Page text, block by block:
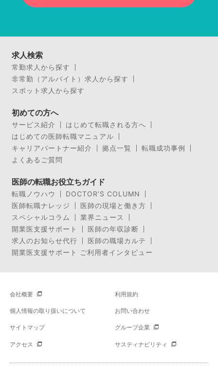
求人検索
常勤求人から探す
非常勤（アルバイト）求人から探す
スポット求人から探す
初めての方へ
サービス紹介
はじめて転職される方へ
はじめての医師転職マニュアル
キャリアパートナー紹介
拠点一覧
転職成功事例
よくあるご質問
医師の転職お役立ちガイド
転職ノウハウ
DOCTOR’S COLUMN
医師転職ナレッジ
医師の現場と働き方
スペシャルコラム
業界ニュース
開業医支援サポート
医師の年収診断
求人のお知らせ代行
医師の職場カルテ
開業医支援サポート ご利用者インタビュー
会社概要 利用規約
個人情報の取り扱いについて お問い合わせ
サイトマップ グループ企業
アクセス サスティナビリティ